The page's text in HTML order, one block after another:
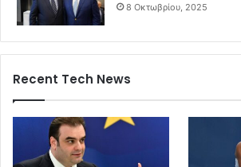
8 Οκτωβρίου, 2025
Recent Tech News